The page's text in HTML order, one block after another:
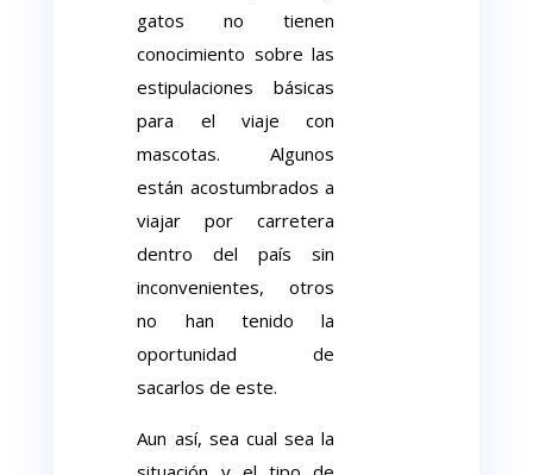
gatos no tienen
conocimiento sobre las
estipulaciones básicas
para el viaje con
mascotas. Algunos
están acostumbrados a
viajar por carretera
dentro del país sin
inconvenientes, otros
no han tenido la
oportunidad de
sacarlos de este.
Aun así, sea cual sea la